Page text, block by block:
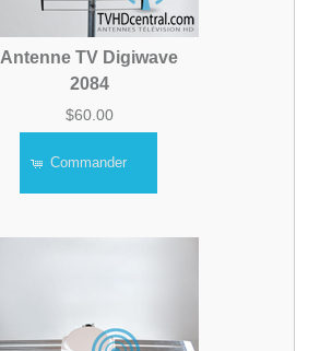
Antenne TV Digiwave
2084
$60.00
Commander